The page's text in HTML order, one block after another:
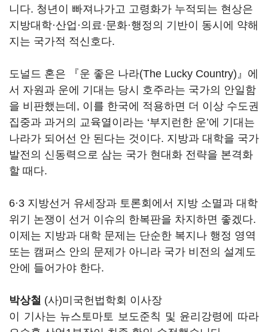
니다. 청년이 빠져나가고 고령화가 누적되는 현상은
지방대학·산업·의료·문화·행정의 기반이 동시에 약해
지는 국가적 적신호다.
도널드 혼은 『운 좋은 나라(The Lucky Country)』에
서 자원과 운에 기대는 당시 호주라는 국가의 안일함
을 비판했는데, 이를 한국에 적용하면 더 이상 수도권
집중과 과거의 교육열이라는 ‘부지런한 운’에 기대는
나라가 되어선 안 된다는 것이다. 지방과 대학을 국가
발전의 신동력으로 삼는 국가 현대화 전략을 본격화
할 때다.
6·3 지방선거 유세장과 토론회에서 지방 소멸과 대학
위기 논쟁이 선거 이슈의 한복판을 차지하면 좋겠다.
이제는 지방과 대학 문제는 단순한 복지나 행정 영역
또는 캠퍼스 안의 문제가 아니라 국가 비전의 설계도
안에 들어가야 한다.
박상철 (사)미국헌법학회 이사장
이 기사는 뉴스토마토 보도준칙 및 윤리강령에 따라